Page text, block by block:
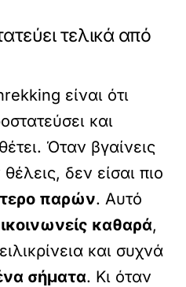
τελικά από
είναι ότι
και
Όταν βγαίνεις
δεν είσαι πιο
παρών. Αυτό
καθαρά,
και συχνά
σήματα. Κι όταν